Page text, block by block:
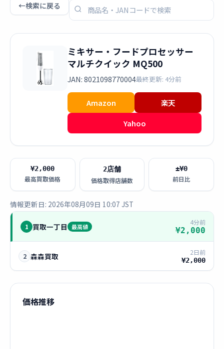
←検索に戻る
ミキサー・フードプロセッサー
マルチクイック MQ500
JAN: 8021098770004最終更新: 4分前
Amazon
楽天
Yahoo
¥2,000
最高買取価格
2店舗
価格取得店舗数
±¥0
前日比
情報更新日: 2026年08月09日 10:07 JST
1 買取一丁目 最高値
4分前
¥2,000
2 森森買取 2日前
¥2,000
価格推移